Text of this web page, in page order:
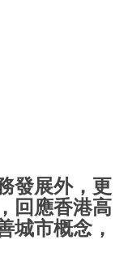
發展外，更
回應香港高
城市概念，